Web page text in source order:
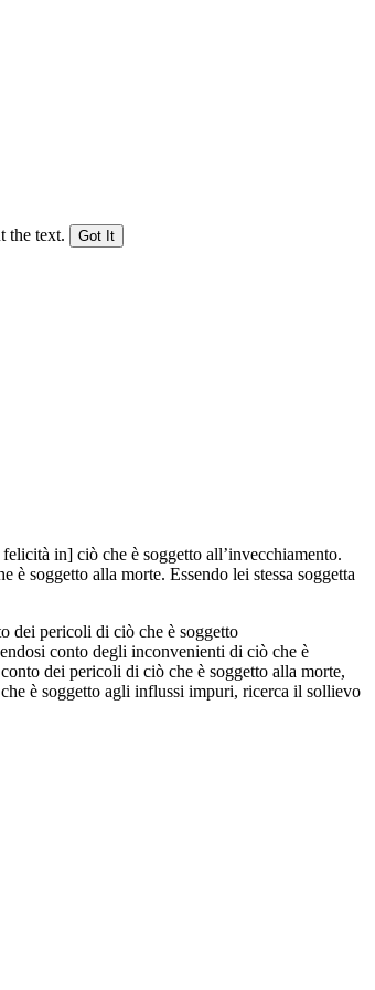
the text. Got It
in] ciò che è soggetto all’invecchiamento.
soggetto alla morte. Essendo lei stessa soggetta
dei pericoli di ciò che è soggetto
conto degli inconvenienti di ciò che è
dei pericoli di ciò che è soggetto alla morte,
è soggetto agli influssi impuri, ricerca il sollievo